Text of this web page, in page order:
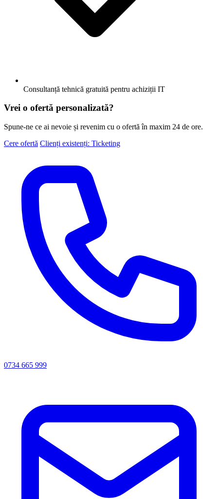
Consultanță tehnică gratuită pentru achiziții IT
Vrei o ofertă personalizată?
Spune-ne ce ai nevoie și revenim cu o ofertă în maxim 24 de ore.
Cere ofertă Clienți existenți: Ticketing
0734 665 999